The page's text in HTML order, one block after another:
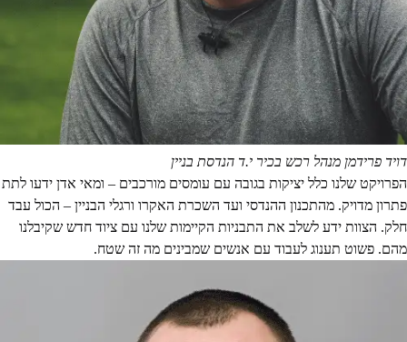
דויד פרידמן מנהל רכש בכיר י.ד הנדסת בניין
הפרויקט שלנו כלל יציקות בגובה עם עומסים מורכבים – ומאי אדן ידעו לתת
פתרון מדויק. מהתכנון ההנדסי ועד השכרת האקרו ורגלי הבניין – הכול עבד
חלק. הצוות ידע לשלב את התבניות הקיימות שלנו עם ציוד חדש שקיבלנו
מהם. פשוט תענוג לעבוד עם אנשים שמבינים מה זה שטח.